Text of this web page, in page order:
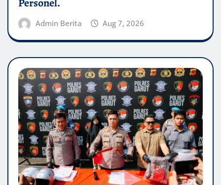
Personel.
Admin Berita Aug 7, 2026